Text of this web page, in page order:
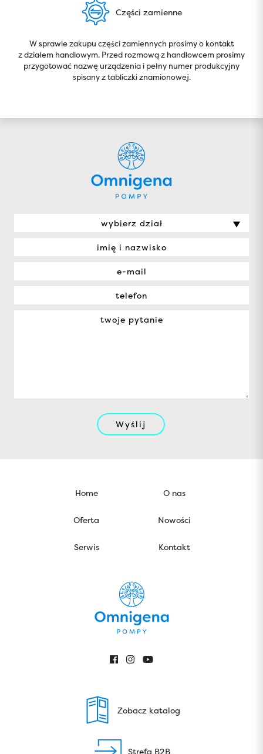
Części zamienne
W sprawie zakupu części zamiennych prosimy o kontakt
z działem handlowym. Przed rozmową z handlowcem prosimy
przygotować nazwę urządzenia i pełny numer produkcyjny
spisany z tabliczki znamionowej.
wybierz dział
Wyślij
Home O nas
Oferta Nowości
Serwis Kontakt
Zobacz katalog
Strefa B2B